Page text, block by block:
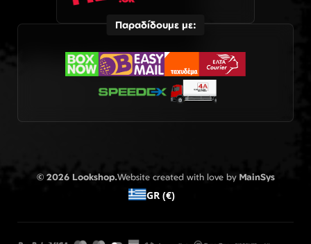
Παραδίδουμε με:
© 2026 Lookshop.Website created with love by MainSys
GR (€)